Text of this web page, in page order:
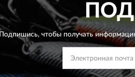
Подпишись, чтобы получать